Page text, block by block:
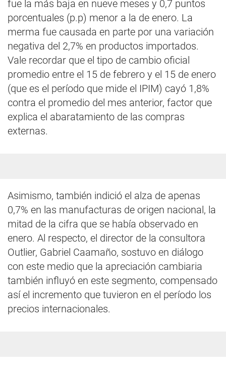
fue la más baja en nueve meses y 0,7 puntos
porcentuales (p.p) menor a la de enero. La
merma fue causada en parte por una variación
negativa del 2,7% en productos importados.
Vale recordar que el tipo de cambio oficial
promedio entre el 15 de febrero y el 15 de enero
(que es el período que mide el IPIM) cayó 1,8%
contra el promedio del mes anterior, factor que
explica el abaratamiento de las compras
externas.
Asimismo, también indició el alza de apenas
0,7% en las manufacturas de origen nacional, la
mitad de la cifra que se había observado en
enero. Al respecto, el director de la consultora
Outlier, Gabriel Caamaño, sostuvo en diálogo
con este medio que la apreciación cambiaria
también influyó en este segmento, compensado
así el incremento que tuvieron en el período los
precios internacionales.